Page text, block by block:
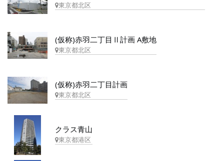
東京都北区
(仮称)赤羽二丁目Ⅱ計画 A敷地
東京都北区
(仮称)赤羽二丁目計画
東京都北区
クラス青山
東京都港区